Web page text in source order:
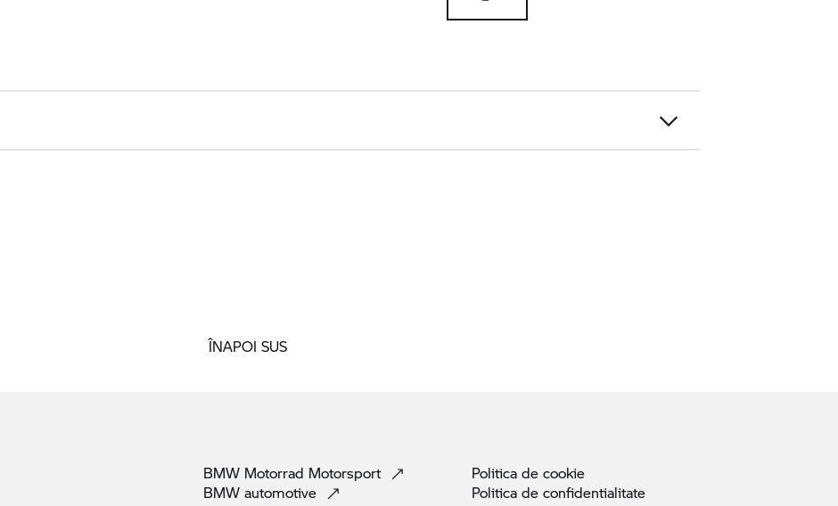
ÎNAPOI SUS
BMW Motorrad Motorsport
BMW automotive
Politica de cookie
Politica de confidentialitate